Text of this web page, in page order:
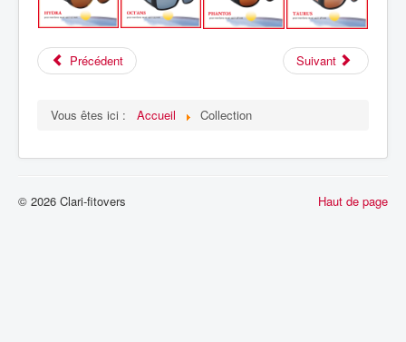
Précédent Suivant
Vous êtes ici : Accueil Collection
Haut de page
© 2026 Clari-fitovers